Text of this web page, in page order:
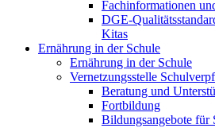
Fachinformationen
DGE-
Kitas
Ernährung in der Schule
Ernährung in der Schule
Vernetzungsstelle
Beratung und
Fortbildung
Bildungsangebote für